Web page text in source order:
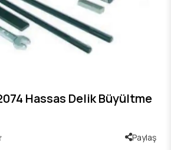
Hassas Delik Büyültme
Paylaş